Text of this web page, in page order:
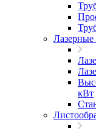
Лазерные
кВт